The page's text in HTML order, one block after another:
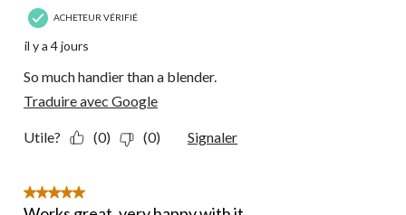
ACHETEUR VÉRIFIÉ
il y a 4 jours
So much handier than a blender.
Traduire avec Google
Utile? (0) (0) Signaler
5 étoile(s) sur 5.